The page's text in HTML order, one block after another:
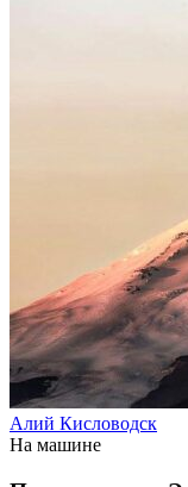
Алий Кисловодск
На машине